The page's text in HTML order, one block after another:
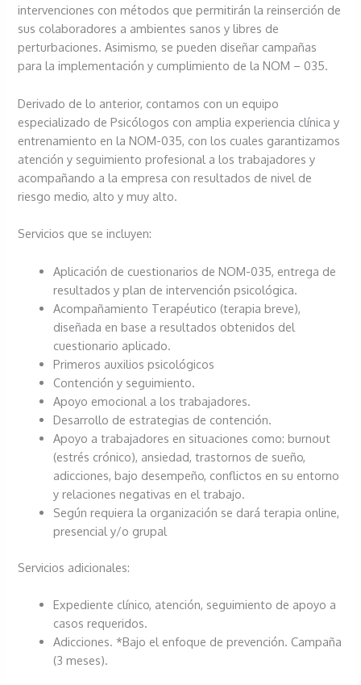
intervenciones con métodos que permitirán la reinserción de
sus colaboradores a ambientes sanos y libres de
perturbaciones. Asimismo, se pueden diseñar campañas
para la implementación y cumplimiento de la NOM – 035.
Derivado de lo anterior, contamos con un equipo
especializado de Psicólogos con amplia experiencia clínica y
entrenamiento en la NOM-035, con los cuales garantizamos
atención y seguimiento profesional a los trabajadores y
acompañando a la empresa con resultados de nivel de
riesgo medio, alto y muy alto.
Servicios que se incluyen:
Aplicación de cuestionarios de NOM-035, entrega de
resultados y plan de intervención psicológica.
Acompañamiento Terapéutico (terapia breve),
diseñada en base a resultados obtenidos del
cuestionario aplicado.
Primeros auxilios psicológicos
Contención y seguimiento.
Apoyo emocional a los trabajadores.
Desarrollo de estrategias de contención.
Apoyo a trabajadores en situaciones como: burnout
(estrés crónico), ansiedad, trastornos de sueño,
adicciones, bajo desempeño, conflictos en su entorno
y relaciones negativas en el trabajo.
Según requiera la organización se dará terapia online,
presencial y/o grupal
Servicios adicionales:
Expediente clínico, atención, seguimiento de apoyo a
casos requeridos.
Adicciones. *Bajo el enfoque de prevención. Campaña
(3 meses).